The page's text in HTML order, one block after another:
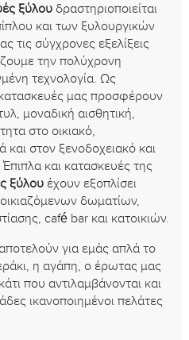
ξύλου δραστηριοποιείται
και των ξυλουργικών
τις σύγχρονες εξελίξεις
την πολύχρονη
τεχνολογία. Ως
μας προσφέρουν
μοναδική αισθητική,
στο οικιακό,
και στον ξενοδοχειακό και
και κατασκευές της
ξύλου έχουν εξοπλίσει
δωματίων,
café bar και κατοικιών.
για εμάς απλά το
η αγάπη, ο έρωτας μας
που αντιλαμβάνονται και
ικανοποιημένοι πελάτες